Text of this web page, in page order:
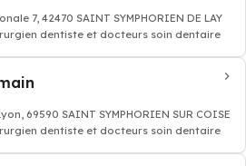
7, 42470 SAINT SYMPHORIEN DE LAY
dentiste et docteurs soin dentaire
69590 SAINT SYMPHORIEN SUR COISE
dentiste et docteurs soin dentaire